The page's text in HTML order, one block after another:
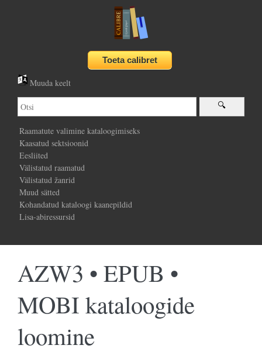
Muuda keelt
Raamatute valimine kataloogimiseks
Kaasatud sektsioonid
Eesliited
Välistatud raamatud
Välistatud žanrid
Muud sätted
Kohandatud kataloogi kaanepildid
Lisa-abiressursid
AZW3 • EPUB •
MOBI kataloogide
loomine